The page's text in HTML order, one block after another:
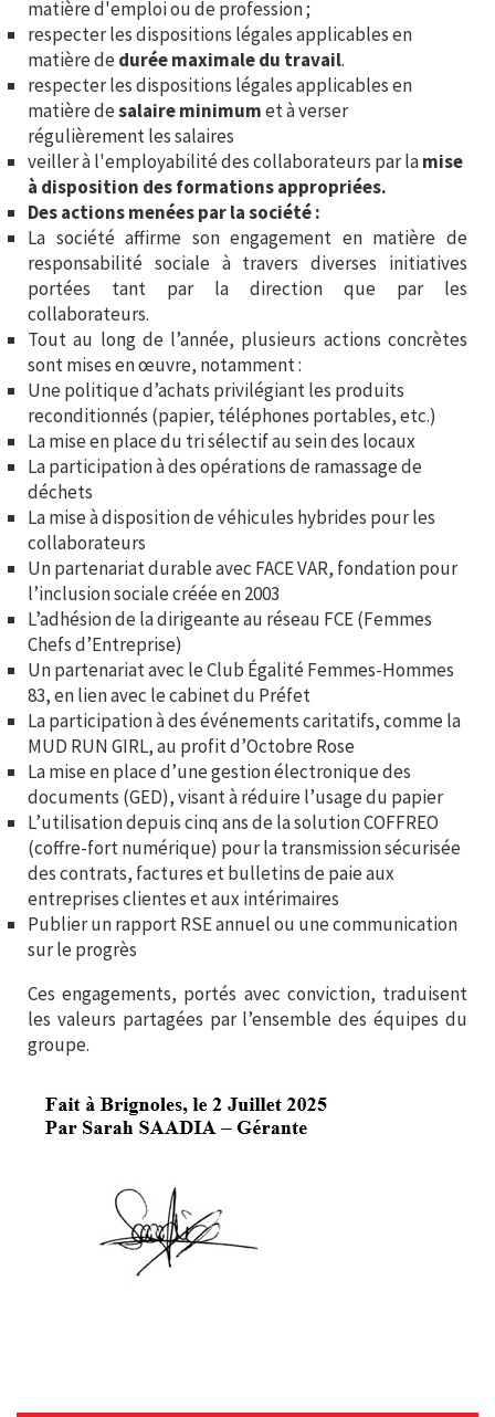
matière d'emploi ou de profession ;
respecter les dispositions légales applicables en
matière dedurée maximale du travail.
respecter les dispositions légales applicables en
matière desalaire minimumet à verser
régulièrement les salaires
veiller à l'employabilité des collaborateurs par lamise
à disposition des formations appropriées.
Des actions menées par la société :
La société affirme son engagement en matière de
responsabilité sociale à travers diverses initiatives
portées tant par la direction que par les
collaborateurs.
Tout au long de l’année, plusieurs actions concrètes
sont mises en œuvre, notamment :
Une politique d’achats privilégiant les produits
reconditionnés (papier, téléphones portables, etc.)
La mise en place du tri sélectif au sein des locaux
La participation à des opérations de ramassage de
déchets
La mise à disposition de véhicules hybrides pour les
collaborateurs
Un partenariat durable avec FACE VAR, fondation pour
l’inclusion sociale créée en 2003
L’adhésion de la dirigeante au réseau FCE (Femmes
Chefs d’Entreprise)
Un partenariat avec le Club Égalité Femmes-Hommes
83, en lien avec le cabinet du Préfet
La participation à des événements caritatifs, comme la
MUD RUN GIRL, au profit d’Octobre Rose
La mise en place d’une gestion électronique des
documents (GED), visant à réduire l’usage du papier
L’utilisation depuis cinq ans de la solution COFFREO
(coffre-fort numérique) pour la transmission sécurisée
des contrats, factures et bulletins de paie aux
entreprises clientes et aux intérimaires
Publier un rapport RSE annuel ou une communication
sur le progrès
Ces engagements, portés avec conviction, traduisent
les valeurs partagées par l’ensemble des équipes du
groupe.